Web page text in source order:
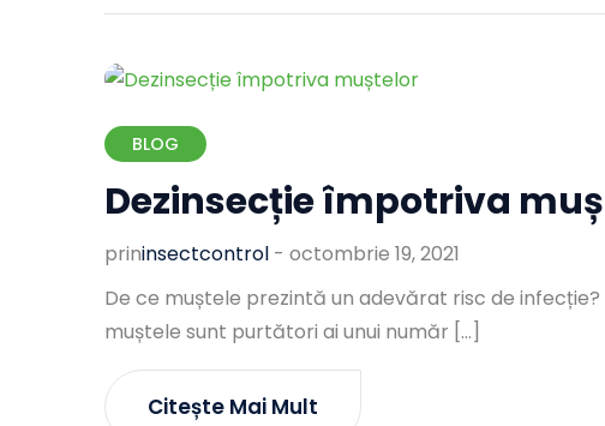
BLOG
Dezinsecție împotriva
prinInsectcontrol - octombrie 19, 2021
De ce muștele prezintă un adevărat risc de
muștele sunt purtători ai unui număr […]
Citește Mai Mult